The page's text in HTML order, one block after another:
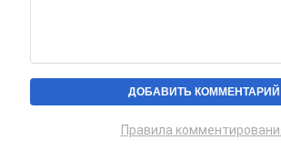
Правила